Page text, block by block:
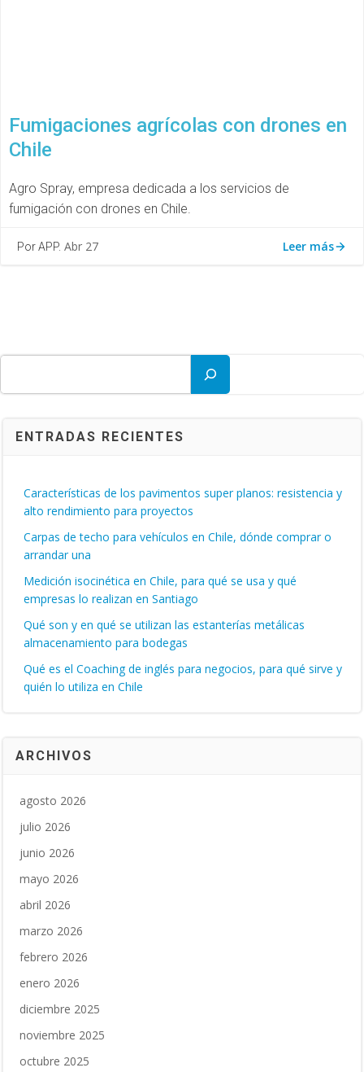
Fumigaciones agrícolas con drones en
Chile
Agro Spray, empresa dedicada a los servicios de
fumigación con drones en Chile.
Por APP. Abr 27 Leer más
ENTRADAS RECIENTES
Características de los pavimentos super planos: resistencia y
alto rendimiento para proyectos
Carpas de techo para vehículos en Chile, dónde comprar o
arrandar una
Medición isocinética en Chile, para qué se usa y qué
empresas lo realizan en Santiago
Qué son y en qué se utilizan las estanterías metálicas
almacenamiento para bodegas
Qué es el Coaching de inglés para negocios, para qué sirve y
quién lo utiliza en Chile
ARCHIVOS
agosto 2026
julio 2026
junio 2026
mayo 2026
abril 2026
marzo 2026
febrero 2026
enero 2026
diciembre 2025
noviembre 2025
octubre 2025